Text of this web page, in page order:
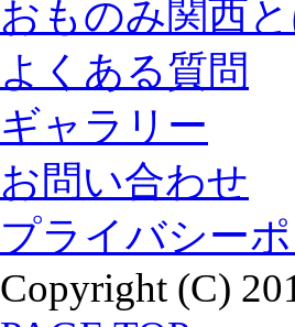
おものみ関西
よくある質問
ギャラリー
お問い合わせ
プライバシー
Copyright (C)